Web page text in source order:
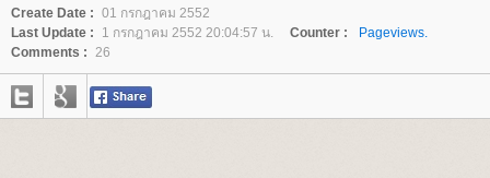
Create Date : 01 กรกฎาคม 2552
Last Update :
1 กรกฎาคม 2552 20:04:57 น. Counter :
Pageviews.
Comments :
26